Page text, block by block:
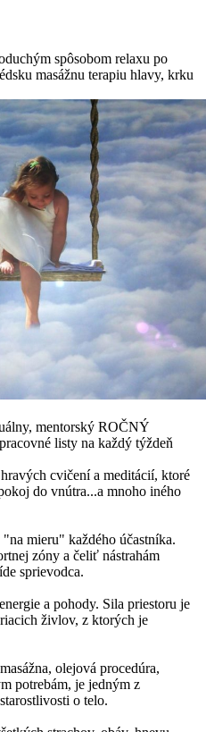
spôsobom relaxu po
masážnu terapiu hlavy, krku
mentorský ROČNÝ
listy na každý týždeň
cvičení a meditácií, ktoré
do vnútra...a mnoho iného
mieru" každého účastníka.
zóny a čeliť nástrahám
sprievodca.
a pohody. Sila priestoru je
živlov, z ktorých je
olejová procedúra,
potrebám, je jedným z
o telo.